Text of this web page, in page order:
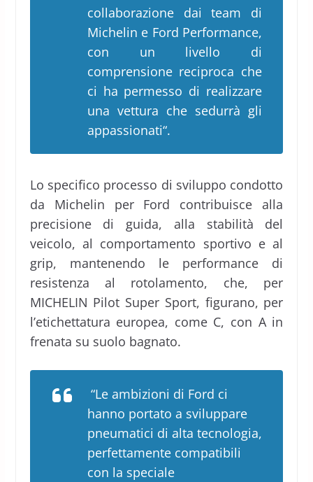
collaborazione dai team di
Michelin e Ford Performance,
con un livello di
comprensione reciproca che
ci ha permesso di realizzare
una vettura che sedurrà gli
appassionati“.
Lo specifico processo di sviluppo condotto
da Michelin per Ford contribuisce alla
precisione di guida, alla stabilità del
veicolo, al comportamento sportivo e al
grip, mantenendo le performance di
resistenza al rotolamento, che, per
MICHELIN Pilot Super Sport, figurano, per
l’etichettatura europea, come C, con A in
frenata su suolo bagnato.
“Le ambizioni di Ford ci
hanno portato a sviluppare
pneumatici di alta tecnologia,
perfettamente compatibili
con la speciale